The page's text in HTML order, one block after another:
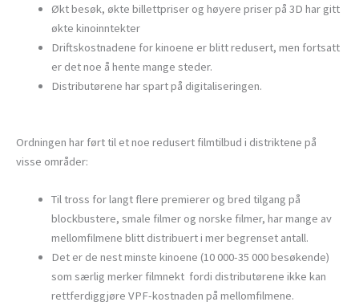
Økt besøk, økte billettpriser og høyere priser på 3D har gitt
økte kinoinntekter
Driftskostnadene for kinoene er blitt redusert, men fortsatt
er det noe å hente mange steder.
Distributørene har spart på digitaliseringen.
Ordningen har ført til et noe redusert filmtilbud i distriktene på
visse områder:
Til tross for langt flere premierer og bred tilgang på
blockbustere, smale filmer og norske filmer, har mange av
mellomfilmene blitt distribuert i mer begrenset antall.
Det er de nest minste kinoene (10 000-35 000 besøkende)
som særlig merker filmnekt fordi distributørene ikke kan
rettferdiggjøre VPF-kostnaden på mellomfilmene.